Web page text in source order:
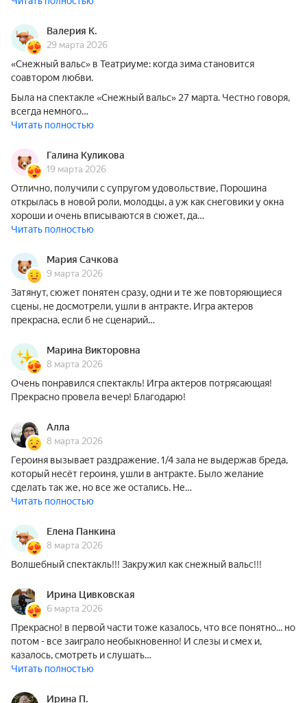
Валерия К.
29 марта 2026
«Снежный вальс» в Театриуме: когда зима становится
соавтором любви.
Была на спектакле «Снежный вальс» 27 марта. Честно говоря,
всегда немного…
Читать полностью
Галина Куликова
19 марта 2026
Отлично, получили с супругом удовольствие, Порошина
открылась в новой роли, молодцы, а уж как снеговики у окна
хороши и очень вписываются в сюжет, да…
Читать полностью
Мария Сачкова
9 марта 2026
Затянут, сюжет понятен сразу, одни и те же повторяющиеся
сцены, не досмотрели, ушли в антракте. Игра актеров
прекрасна, если б не сценарий…
Марина Викторовна
8 марта 2026
Очень понравился спектакль! Игра актеров потрясающая!
Прекрасно провела вечер! Благодарю!
Алла
8 марта 2026
Героиня вызывает раздражение. 1/4 зала не выдержав бреда,
который несёт героиня, ушли в антракте. Было желание
сделать так же, но все же остались. Не…
Читать полностью
Елена Панкина
8 марта 2026
Волшебный спектакль!!! Закружил как снежный вальс!!!
Ирина Цивковская
6 марта 2026
Прекрасно! в первой части тоже казалось, что все понятно... но
потом - все заиграло необыкновенно! И слезы и смех и,
казалось, смотреть и слушать…
Читать полностью
Ирина П.